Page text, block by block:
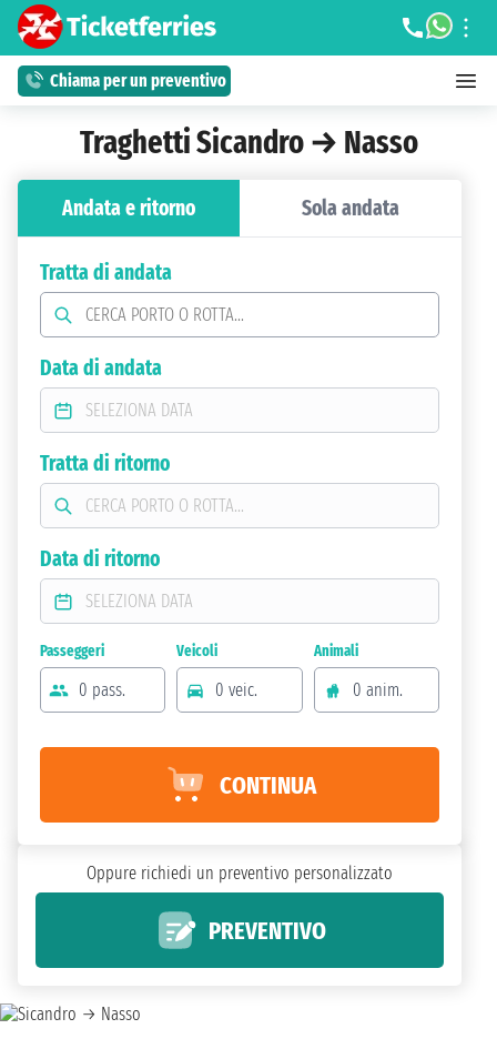
Chiama per un preventivo
Traghetti Sicandro → Nasso
Andata e ritorno Sola andata
Tratta di andata
Data di andata
Tratta di ritorno
Data di ritorno
Passeggeri
0 pass.
Veicoli
0 veic.
Animali
0 anim.
CONTINUA
Oppure richiedi un preventivo personalizzato
PREVENTIVO